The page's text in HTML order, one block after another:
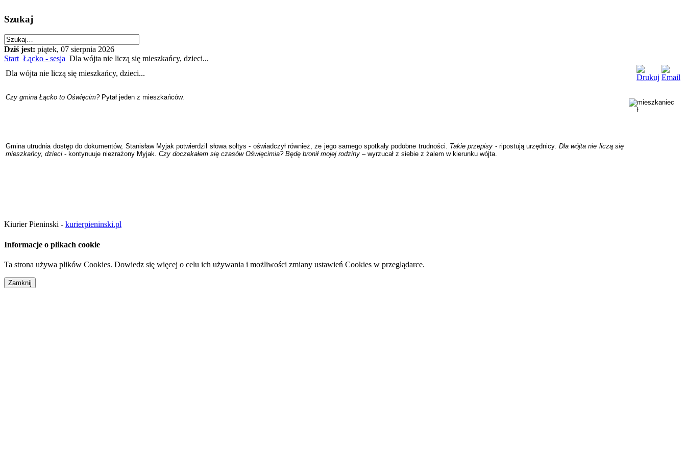
Szukaj
Dziś jest: piątek, 07 sierpnia 2026
Start Łącko - sesja Dla wójta nie liczą się mieszkańcy, dzieci...
Dla wójta nie liczą się mieszkańcy, dzieci...
Czy gmina Łącko to Oświęcim?Pytał jeden z mieszkańców.
Gmina utrudnia dostęp do dokumentów, Stanisław Myjak potwierdził słowa sołtys - oświadczył również, że jego samego spotkały podobne trudności. Takie przepisy - ripostują urzędnicy. Dla wójta nie liczą się
mieszkańcy, dzieci - kontynuuje niezrażony Myjak. Czy doczekałem się czasów Oświęcimia? Będę bronił mojej rodziny – wyrzucał z siebie z żalem w kierunku wójta.
Kiurier Pieninski - kurierpieninski.pl
Informacje o plikach cookie
Ta strona używa plików Cookies. Dowiedz się więcej o celu ich używania i możliwości zmiany ustawień Cookies w przeglądarce.